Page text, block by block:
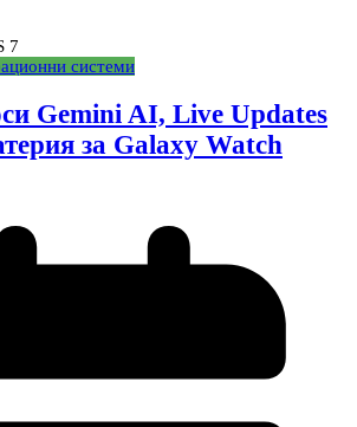
7
системи
Gemini AI, Live Updates
за Galaxy Watch